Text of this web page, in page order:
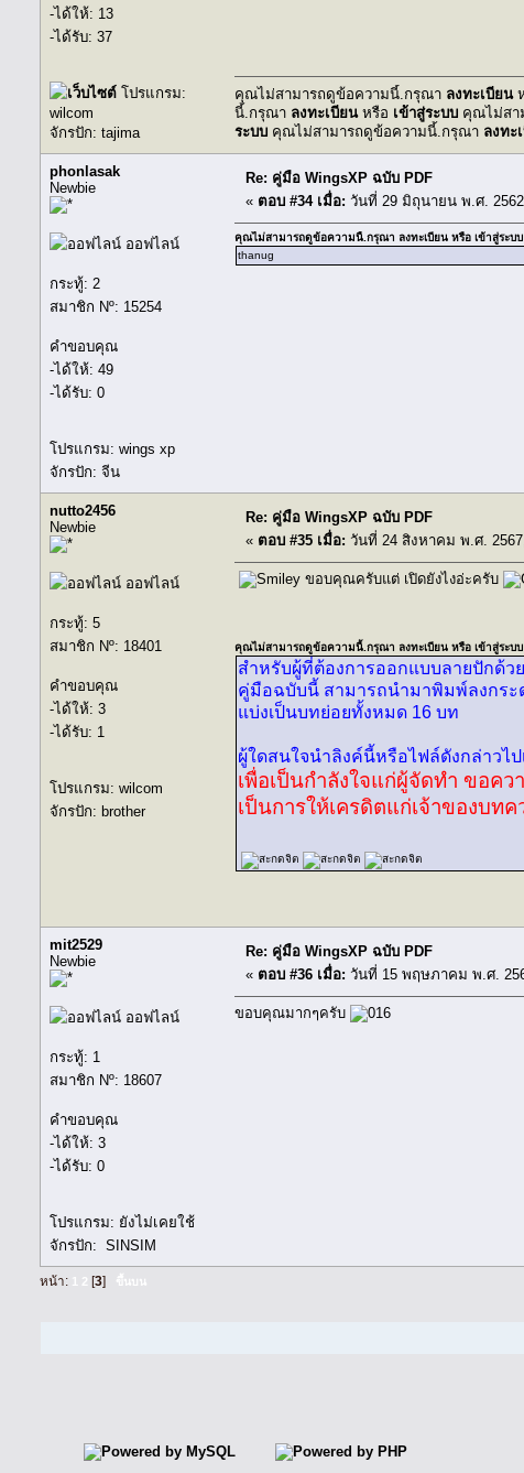
-ได้ให้: 13
-ได้รับ: 37
โปรแกรม:
wilcom
จักรปัก: tajima
คุณไม่สามารถดูข้อความนี้.กรุณา ลงทะเบียน
นี้.กรุณา ลงทะเบียนหรือ เข้าสู่ระบบ คุณไม่สา
ระบบ คุณไม่สามารถดูข้อความนี้.กรุณา ลงทะ
phonlasak
Newbie
ออฟไลน์
กระทู้: 2
สมาชิก Nº: 15254
คำขอบคุณ
-ได้ให้: 49
-ได้รับ: 0
โปรแกรม: wings xp
จักรปัก: จีน
Re: คู่มือ WingsXP ฉบับ PDF
« ตอบ #34 เมื่อ: วันที่ 29 มิถุนายน พ.ศ.
คุณไม่สามารถดูข้อความนี้.กรุณา ลงทะเบียน หรือ เข้าสู่ระบบ
thanug
nutto2456
Newbie
ออฟไลน์
กระทู้: 5
สมาชิก Nº: 18401
คำขอบคุณ
-ได้ให้: 3
-ได้รับ: 1
โปรแกรม: wilcom
จักรปัก: brother
Re: คู่มือ WingsXP ฉบับ PDF
« ตอบ #35 เมื่อ: วันที่ 24 สิงหาคม พ.ศ.
ขอบคุณครับแต่ เปิดยังไงอ่ะครับ
คุณไม่สามารถดูข้อความนี้.กรุณา ลงทะเบียน หรือ เข้าสู่ระบบ
สำหรับผู้ที่ต้องการออกแบบลายปักด้ว
คู่มือฉบับนี้ สามารถนำมาพิมพ์ลงกระ
แบ่งเป็นบทย่อยทั้งหมด 16 บท
ผู้ใดสนใจนำลิงค์นี้หรือไฟล์ดังกล่าวไ
เพื่อเป็นกำลังใจแก่ผู้จัดทำ ขอค
เป็นการให้เครดิตแก่เจ้าของบทค
mit2529
Newbie
ออฟไลน์
กระทู้: 1
สมาชิก Nº: 18607
คำขอบคุณ
-ได้ให้: 3
-ได้รับ: 0
โปรแกรม: ยังไม่เคยใช้
จักรปัก: SINSIM
Re: คู่มือ WingsXP ฉบับ PDF
« ตอบ #36 เมื่อ: วันที่ 15 พฤษภาคม พ.ศ.
ขอบคุณมากๆครับ
หน้า: 1 2 [3] ขึ้นบน